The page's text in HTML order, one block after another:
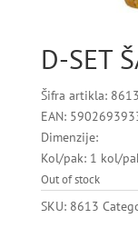
D-SET
Šifra artikla: 8613
EAN:
Dimenzije:
Kol/pak: 1 kol/
Out of stock
SKU: 8613